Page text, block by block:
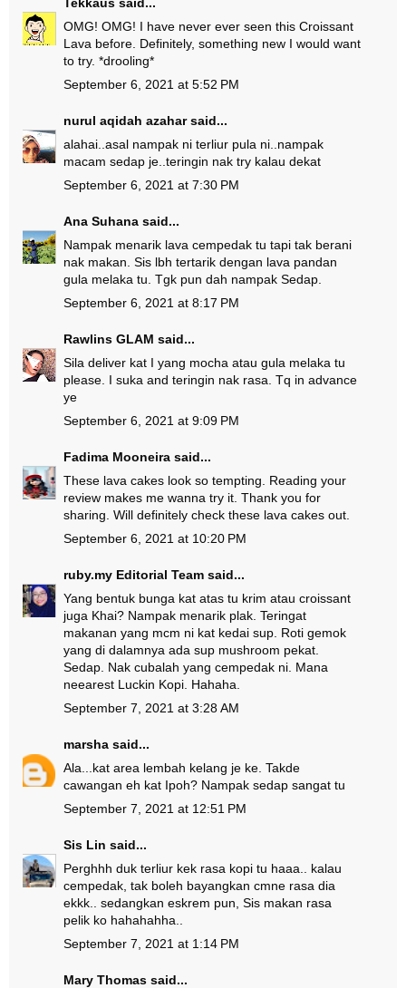
OMG! OMG! I have never ever seen this Croissant
Lava before. Definitely, something new I would want
to try. *drooling*
September 6, 2021 at 5:52 PM
nurul aqidah azaharsaid...
alahai..asal nampak ni terliur pula ni..nampak
macam sedap je..teringin nak try kalau dekat
September 6, 2021 at 7:30 PM
Ana Suhana said...
Nampak menarik lava cempedak tu tapi tak berani
nak makan. Sis lbh tertarik dengan lava pandan
gula melaka tu. Tgk pun dah nampak Sedap.
September 6, 2021 at 8:17 PM
Rawlins GLAM said...
Sila deliver kat I yang mocha atau gula melaka tu
please. I suka and teringin nak rasa. Tq in advance
ye
September 6, 2021 at 9:09 PM
Fadima Mooneira said...
These lava cakes look so tempting. Reading your
review makes me wanna try it. Thank you for
sharing. Will definitely check these lava cakes out.
September 6, 2021 at 10:20 PM
ruby.my Editorial Team said...
Yang bentuk bunga kat atas tu krim atau croissant
juga Khai? Nampak menarik plak. Teringat
makanan yang mcm ni kat kedai sup. Roti gemok
yang di dalamnya ada sup mushroom pekat.
Sedap. Nak cubalah yang cempedak ni. Mana
neearest Luckin Kopi. Hahaha.
September 7, 2021 at 3:28 AM
marsha said...
Ala...kat area lembah kelang je ke. Takde
cawangan eh kat Ipoh? Nampak sedap sangat tu
September 7, 2021 at 12:51 PM
Sis Lin said...
Perghhh duk terliur kek rasa kopi tu haaa.. kalau
cempedak, tak boleh bayangkan cmne rasa dia
ekkk.. sedangkan eskrem pun, Sis makan rasa
pelik ko hahahahha..
September 7, 2021 at 1:14 PM
Mary Thomas said...